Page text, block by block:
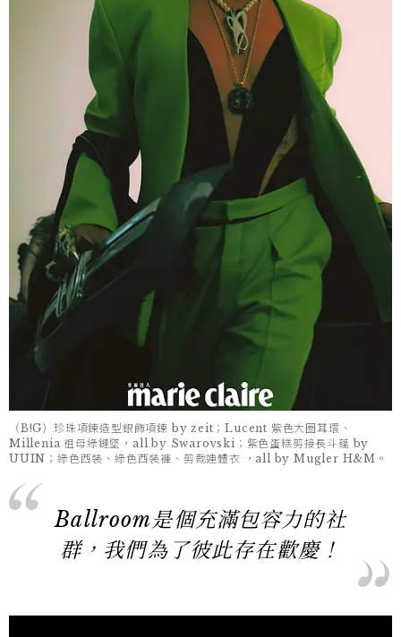
（B!G）珍珠項鍊造型銀飾項鍊 by zeit；Lucent 紫色大圈耳環、
Millenia 祖母綠鏈墜，all by Swarovski；紫色蛋糕剪接長斗蓬 by
UUIN；綠色西裝、綠色西裝褲、剪裁連體衣 ，all by Mugler H&M。
Ballroom是個充滿包容力的社
群，我們為了彼此存在歡慶！